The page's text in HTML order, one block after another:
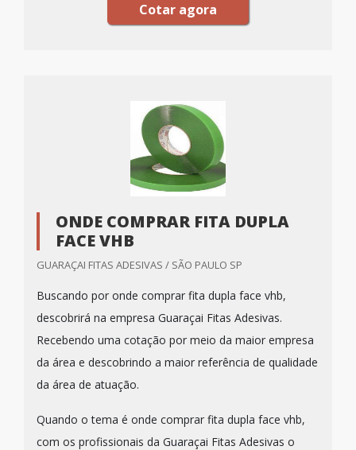
Cotar agora
ONDE COMPRAR FITA DUPLA
FACE VHB
GUARAÇAI FITAS ADESIVAS / SÃO PAULO SP
Buscando por onde comprar fita dupla face vhb,
descobrirá na empresa Guaraçai Fitas Adesivas.
Recebendo uma cotação por meio da maior empresa
da área e descobrindo a maior referência de qualidade
da área de atuação.
Quando o tema é onde comprar fita dupla face vhb,
com os profissionais da Guaraçai Fitas Adesivas o